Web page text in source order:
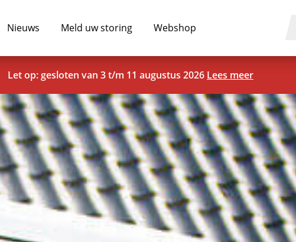
Nieuws Meld uw storing Webshop
Let op: gesloten van 3 t/m 11 augustus 2026 Lees meer